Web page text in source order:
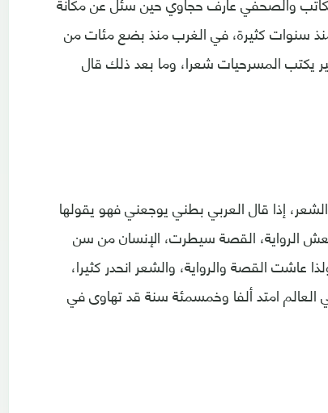
منذ سنوات كثيرة، في الغرب منذ بضع مئات من
يكتب المسرحيات شعرا، وما بعد ذلك قال
إذا قال العربي بطني يوجعني فهو يقولها
الرواية، القصة سيطرت، الإنسان من سن
القصة والرواية، والشعر انحدر كثيرا،
امتد ألفا وخمسمئة سنة قد تهاوى في